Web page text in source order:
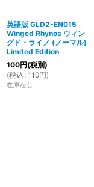
英語版 GLD2-EN015
Winged Rhynos ウィン
グド・ライノ (ノーマル)
Limited Edition
100円(税別)
(税込 : 110円)
在庫なし